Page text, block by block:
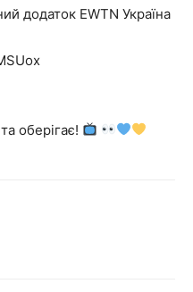
додаток EWTN Україна
оберігає!